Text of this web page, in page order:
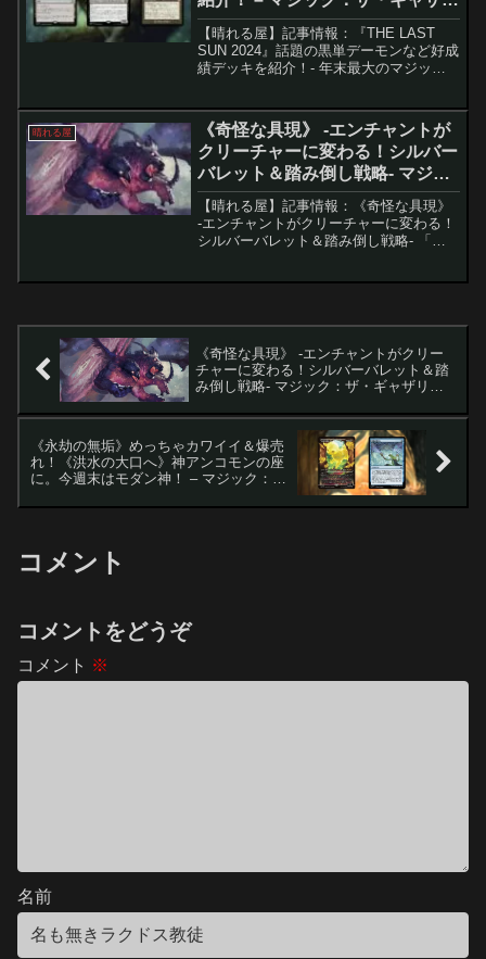
ング
【晴れる屋】記事情報：『THE LAST
SUN 2024』話題の黒単デーモンなど好成
績デッキを紹介！- 年末最大のマジック
開。注目デッキとその戦略を詳し...
晴れる屋
《奇怪な具現》 -エンチャントが
クリーチャーに変わる！シルバー
バレット＆踏み倒し戦略- マジッ
ク：ザ・ギャザリング
【晴れる屋】記事情報：《奇怪な具現》
-エンチャントがクリーチャーに変わる！
シルバーバレット＆踏み倒し戦略- 「奇
《奇怪な具現》 -エンチャントがクリー
チャーに変わる！シルバーバレット＆踏
み倒し戦略- マジック：ザ・ギャザリン
《永劫の無垢》めっちゃカワイイ＆爆売
れ！《洪水の大口へ》神アンコモンの座
に。今週末はモダン神！ – マジック：
コメント
コメントをどうぞ
コメント ※
名前